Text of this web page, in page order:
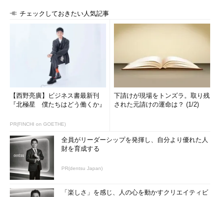
チェックしておきたい人気記事
【西野亮廣】ビジネス書最新刊
『北極星 僕たちはどう働くか』
PR(FINCHI on GOETHE)
下請けが現場をトンズラ。取り残
された元請けの運命は？ (1/2)
全員がリーダーシップを発揮し、自分より優れた人
財を育成する
PR(dentsu Japan)
「楽しさ」を感じ、人の心を動かすクリエイティビ